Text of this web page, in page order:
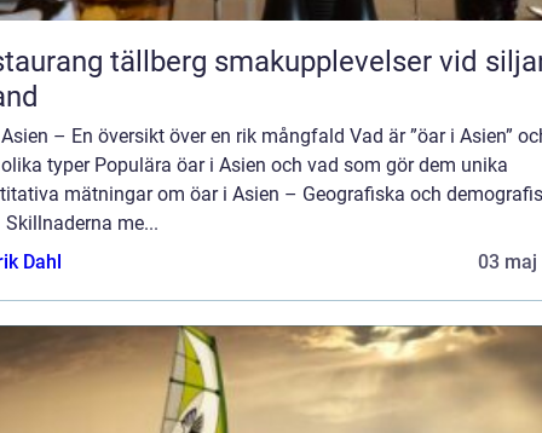
tällberg smakupplevelser vid siljans
– En översikt över en rik mångfald Vad är ”öar i Asien”
typer Populära öar i Asien och vad som gör dem unika
mätningar om öar i Asien – Geografiska och
me...
Dahl
03 maj